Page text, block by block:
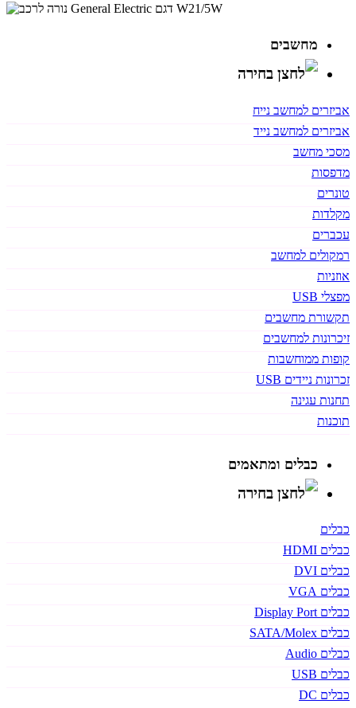
מחשבים
אביזרים למחשב נייח
אביזרים למחשב נייד
מסכי מחשב
מדפסות
טונרים
מקלדות
עכברים
רמקולים למחשב
אוזניות
מפצלי USB
תקשורת מחשבים
זיכרונות למחשבים
קופות ממוחשבות
זכרונות ניידים USB
תחנות עגינה
תוכנות
כבלים ומתאמים
כבלים
כבלים HDMI
כבלים DVI
כבלים VGA
כבלים Display Port
כבלים SATA/Molex
כבלים Audio
כבלים USB
כבלים DC